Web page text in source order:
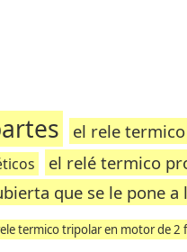
el rele
el relé termico
que se le pone a
termico tripolar en motor de 2